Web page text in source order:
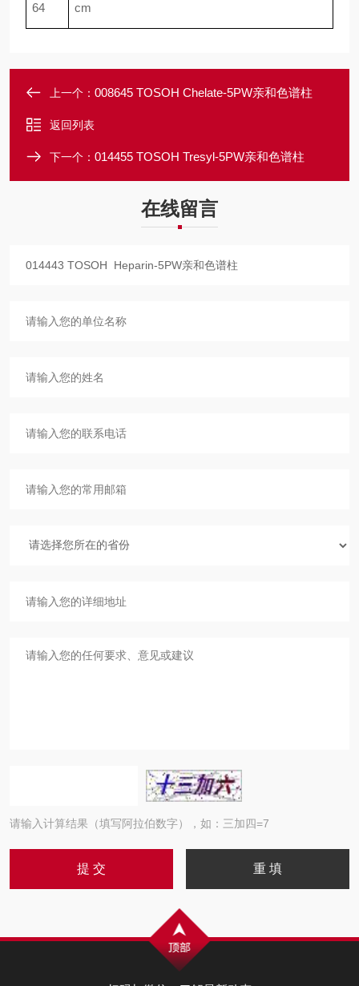
64
cm
上一个： 008645 TOSOH Chelate-5PW亲和色谱柱
返回列表
下一个： 014455 TOSOH Tresyl-5PW亲和色谱柱
在线留言
请输入计算结果（填写阿拉伯数字），如：三加四=7